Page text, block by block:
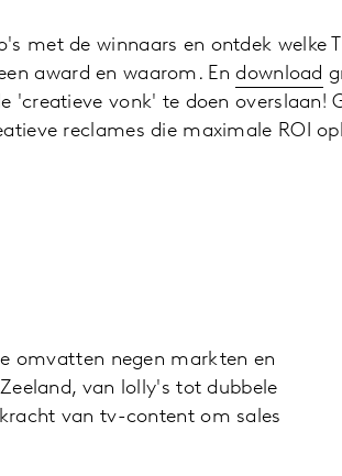
met de winnaars en ontdek
award en waarom. Endownload
'creatieve vonk' te doen
reclames die maximale ROI
omvatten negen markten en
van lolly's tot dubbele
van tv-content om sales